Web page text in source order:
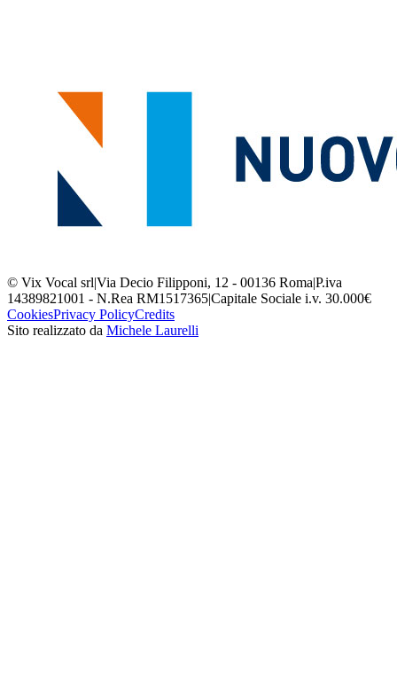
© Vix Vocal srl|Via Decio Filipponi, 12 - 00136 Roma|P.iva
14389821001 - N.Rea RM1517365|Capitale Sociale i.v. 30.000€
CookiesPrivacy PolicyCredits
Sito realizzato da Michele Laurelli